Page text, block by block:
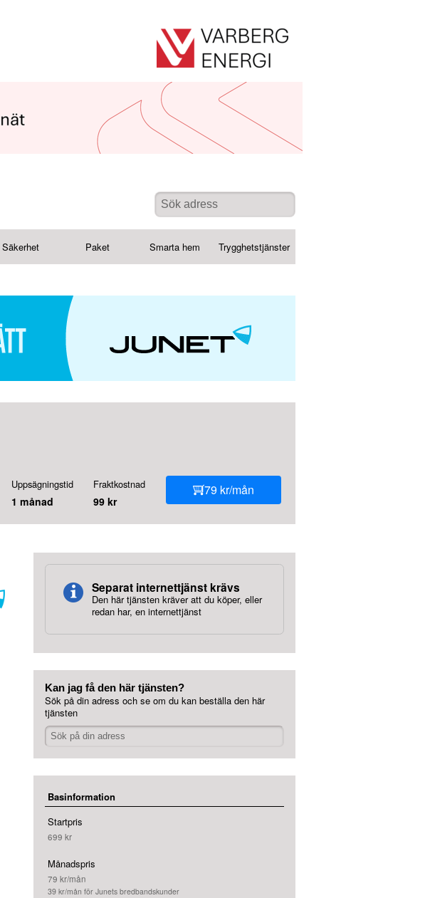
Säkerhet Paket Smarta hem Trygghetstjänster
Uppsägningstid
1 månad
Fraktkostnad
99 kr
79 kr/mån
Separat internettjänst krävs
Den här tjänsten kräver att du köper, eller
redan har, en internettjänst
Kan jag få den här tjänsten?
Sök på din adress och se om du kan beställa den här
tjänsten
Basinformation
Startpris
699 kr
Månadspris
79 kr/mån
39 kr/mån för Junets bredbandskunder